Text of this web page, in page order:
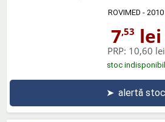
ROVIMED - 2010
7,53 lei
PRP: 10,60 lei
stoc indisponibil
➤ alertă stoc